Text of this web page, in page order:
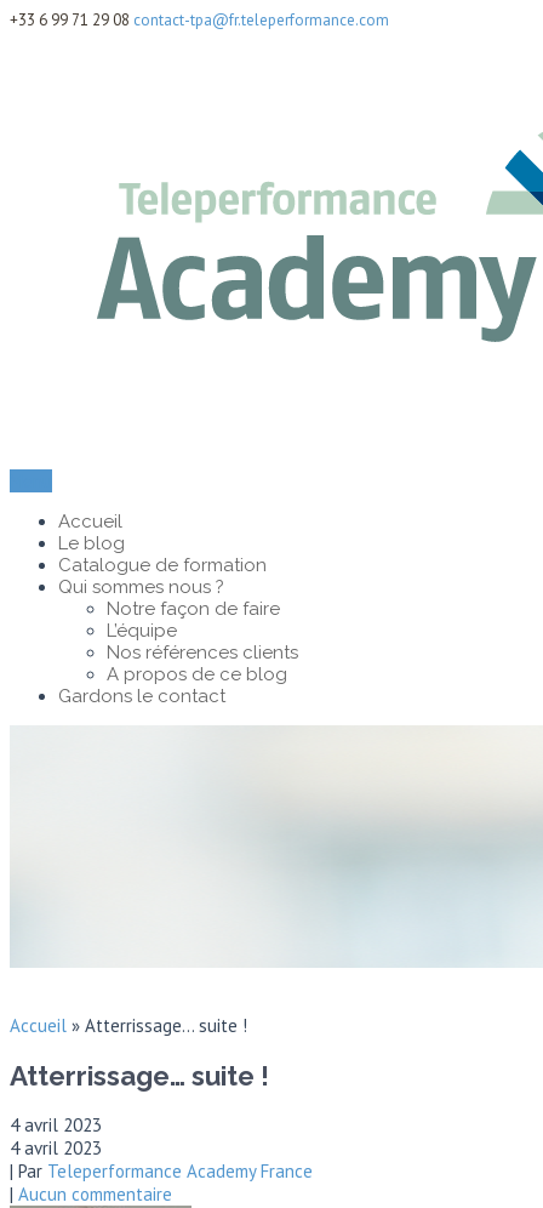
+33 6 99 71 29 08 contact-tpa@fr.teleperformance.com
Accueil
Le blog
Catalogue de formation
Qui sommes nous ?
Notre façon de faire
L’équipe
Nos références clients
A propos de ce blog
Gardons le contact
Accueil » Atterrissage… suite !
Atterrissage… suite !
4 avril 2023
4 avril 2023
| Par Teleperformance Academy France
| Aucun commentaire